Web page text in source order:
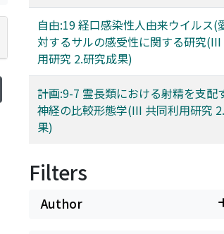
自由:19 経口感染性人由来ウイルス(
対するサルの感受性に関する研究
用研究 2.研究成果)
計画:9-7 霊長類における射精を支配
神経の比較形態学(III 共同利用研究
果)
Filters
Author